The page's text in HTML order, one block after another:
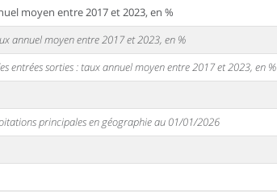
moyen entre 2017 et 2023, en %
annuel moyen entre 2017 et 2023, en %
entrées sorties : taux annuel moyen entre 2017 et 2023, en %
principales en géographie au 01/01/2026